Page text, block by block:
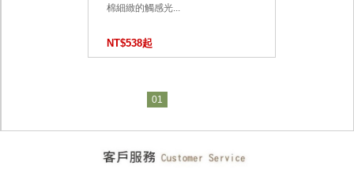
棉細緻的觸感光...
NT$538起
01